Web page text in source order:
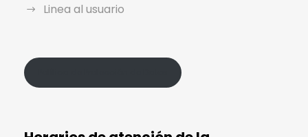
Linea al usuario